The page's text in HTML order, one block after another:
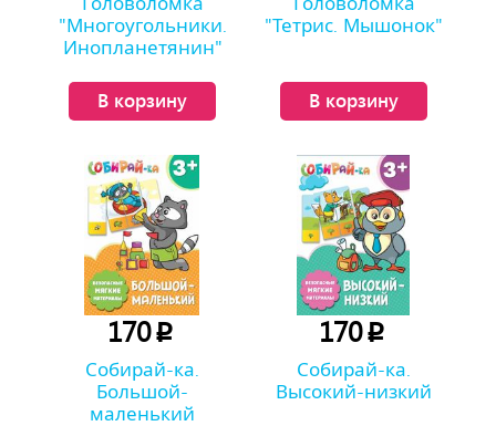
"Многоугольники.
Инопланетянин"
В корзину
"Тетрис. Мышонок"
В корзину
170p
Собирай-ка.
Большой-
маленький
170p
Собирай-ка.
Высокий-низкий